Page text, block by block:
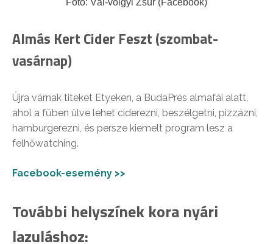
Almás Kert Cider Feszt (szombat-
vasárnap)
Újra várnak titeket Etyeken, a BudaPrés almafái alatt,
ahol a fűben ülve lehet ciderezni, beszélgetni, pizzázni,
hamburgerezni, és persze kiemelt program lesz a
felhőwatching.
Facebook-esemény >>
További helyszínek kora nyári
lazuláshoz: